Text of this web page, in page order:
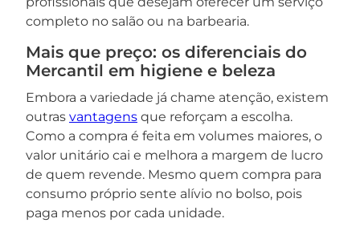
completo no salão ou na barbearia.
Mais que preço: os diferenciais do
Mercantil em higiene e beleza
Embora a variedade já chame atenção, existem
outras vantagens que reforçam a escolha.
Como a compra é feita em volumes maiores, o
valor unitário cai e melhora a margem de lucro
de quem revende. Mesmo quem compra para
consumo próprio sente alívio no bolso, pois
paga menos por cada unidade.